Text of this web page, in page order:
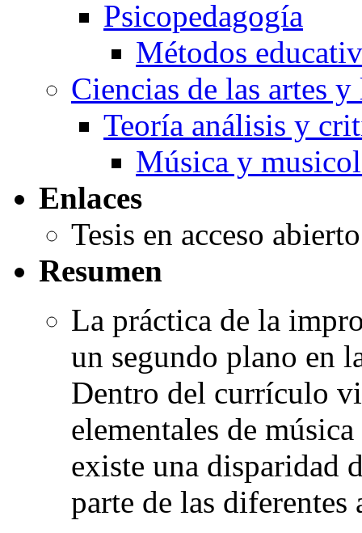
Psicopedagogía
Métodos
Ciencias de las artes y
Teoría análisis y
Música y
Enlaces
Tesis en acceso
Resumen
La práctica de la
un segundo plano en
Dentro del currículo
elementales de
existe una disparidad
parte de las